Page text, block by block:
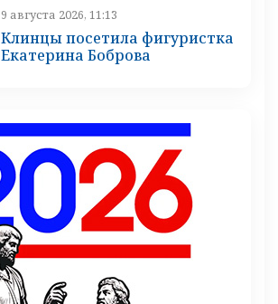
9 августа 2026, 11:13
Клинцы посетила фигуристка
Екатерина Боброва